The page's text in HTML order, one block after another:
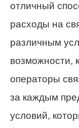
отличный
расходы на
различным
возможности,
операторы
за каждым
условий,